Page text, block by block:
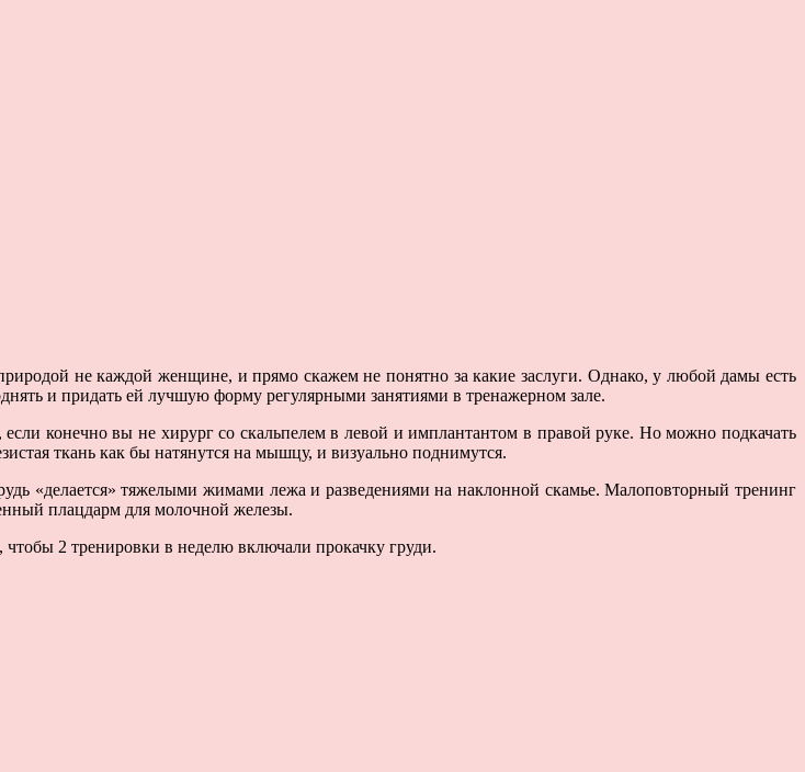
природой не каждой женщине, и прямо скажем не понятно за какие заслуги. Однако, у любой дамы есть
и придать ей лучшую форму регулярными занятиями в тренажерном зале.
конечно вы не хирург со скальпелем в левой и имплантантом в правой руке. Но можно подкачать
ткань как бы натянутся на мышцу, и визуально поднимутся.
«делается» тяжелыми жимами лежа и разведениями на наклонной скамье. Малоповторный тренинг
плацдарм для молочной железы.
2 тренировки в неделю включали прокачку груди.